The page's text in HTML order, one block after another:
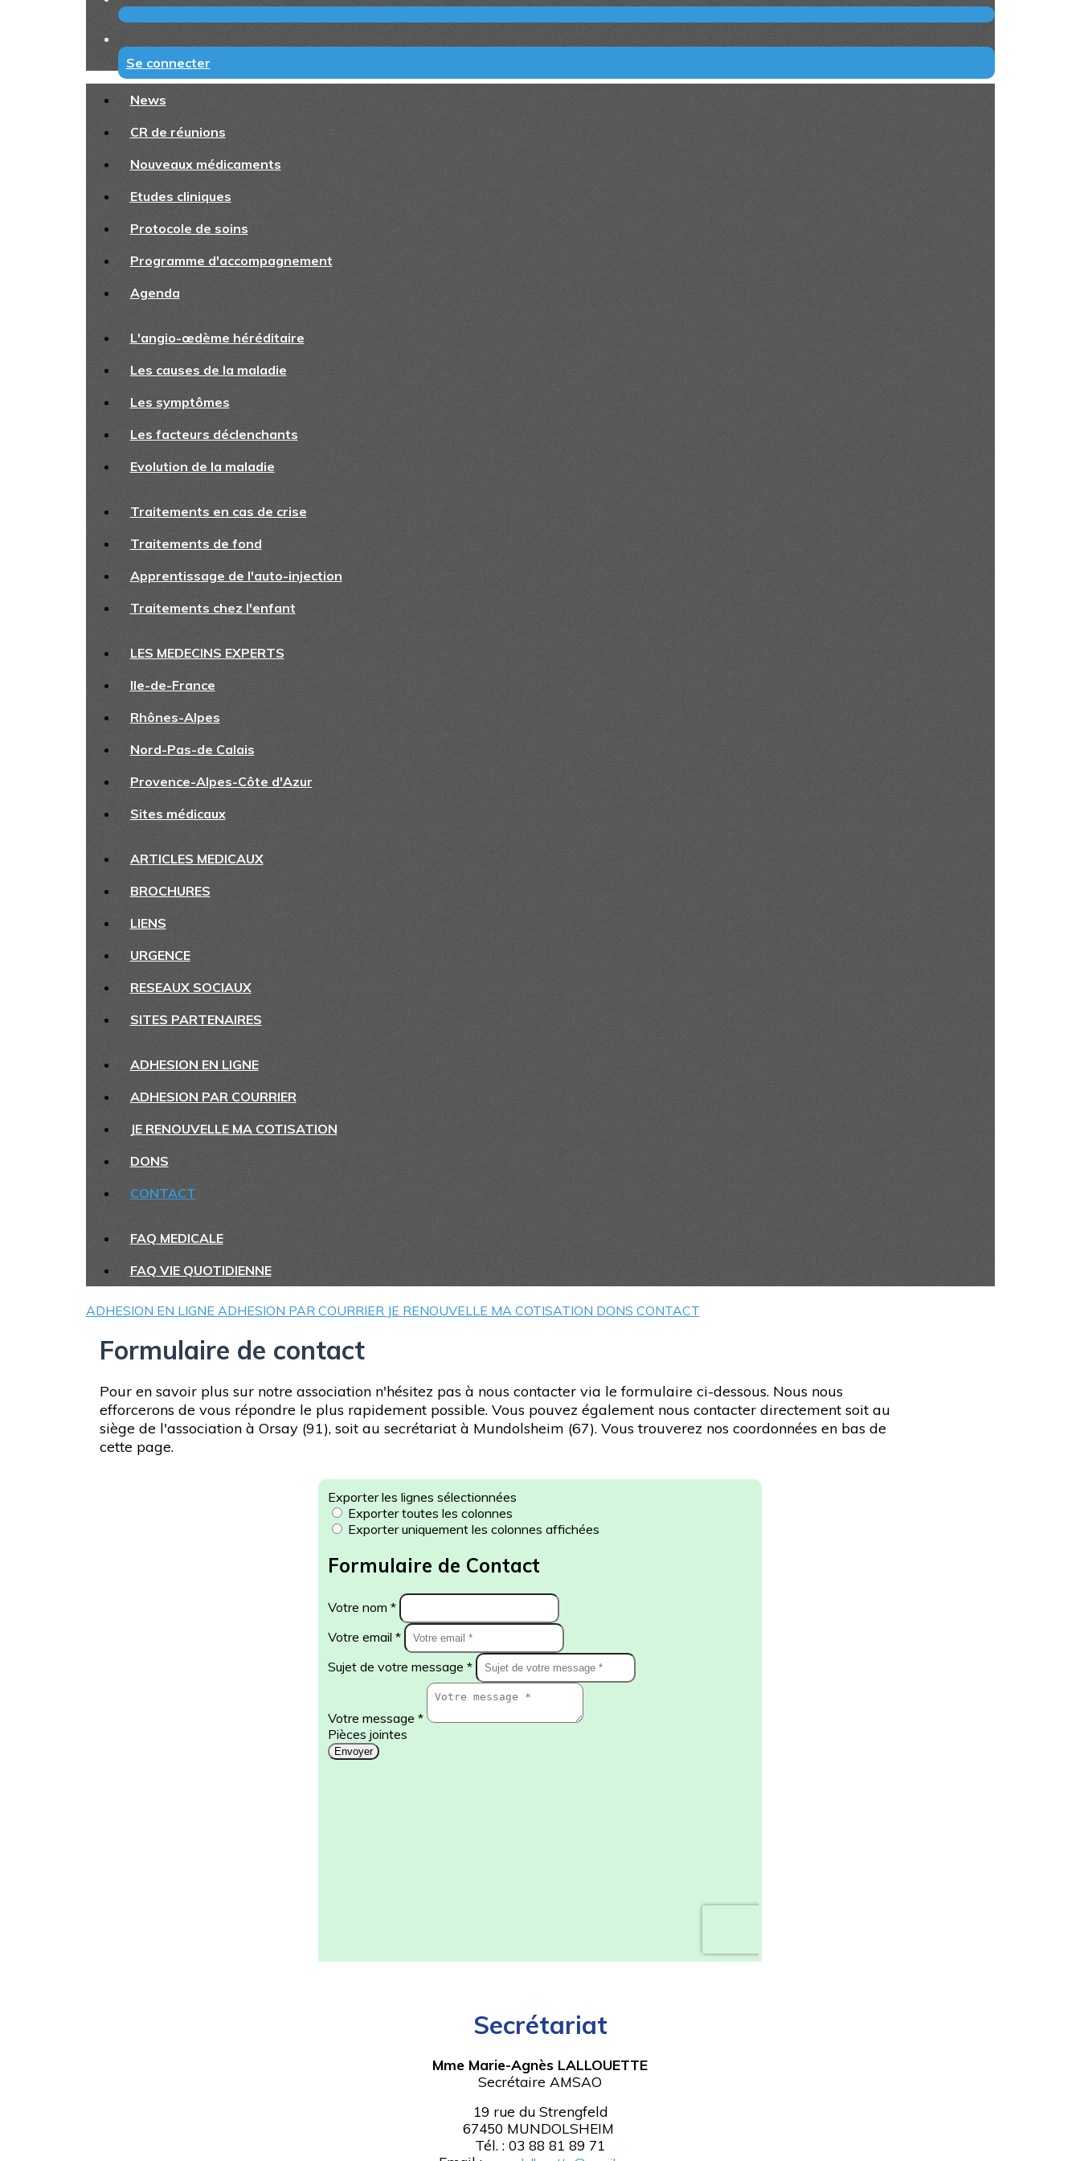
Se connecter
News
CR de réunions
Nouveaux médicaments
Etudes cliniques
Protocole de soins
Programme d'accompagnement
Agenda
L'angio-œdème héréditaire
Les causes de la maladie
Les symptômes
Les facteurs déclenchants
Evolution de la maladie
Traitements en cas de crise
Traitements de fond
Apprentissage de l'auto-injection
Traitements chez l'enfant
LES MEDECINS EXPERTS
Ile-de-France
Rhônes-Alpes
Nord-Pas-de Calais
Provence-Alpes-Côte d'Azur
Sites médicaux
ARTICLES MEDICAUX
BROCHURES
LIENS
URGENCE
RESEAUX SOCIAUX
SITES PARTENAIRES
ADHESION EN LIGNE
ADHESION PAR COURRIER
JE RENOUVELLE MA COTISATION
DONS
CONTACT
FAQ MEDICALE
FAQ VIE QUOTIDIENNE
ADHESION EN LIGNE ADHESION PAR COURRIER JE RENOUVELLE MA COTISATION DONS CONTACT
Formulaire de contact
Pour en savoir plus sur notre association n'hésitez pas à nous contacter via le formulaire ci-dessous. Nous nous
efforcerons de vous répondre le plus rapidement possible. Vous pouvez également nous contacter directement soit au
siège de l'association à Orsay (91), soit au secrétariat à Mundolsheim (67). Vous trouverez nos coordonnées en bas de
cette page.
Secrétariat
Mme Marie-Agnès LALLOUETTE
Secrétaire AMSAO
19 rue du Strengfeld
67450 MUNDOLSHEIM
Tél. : 03 88 81 89 71